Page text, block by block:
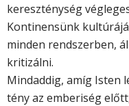
kereszténység
Kontinensünk
minden rendszerben,
kritizálni.
Mindaddig, amíg Isten
tény az emberiség